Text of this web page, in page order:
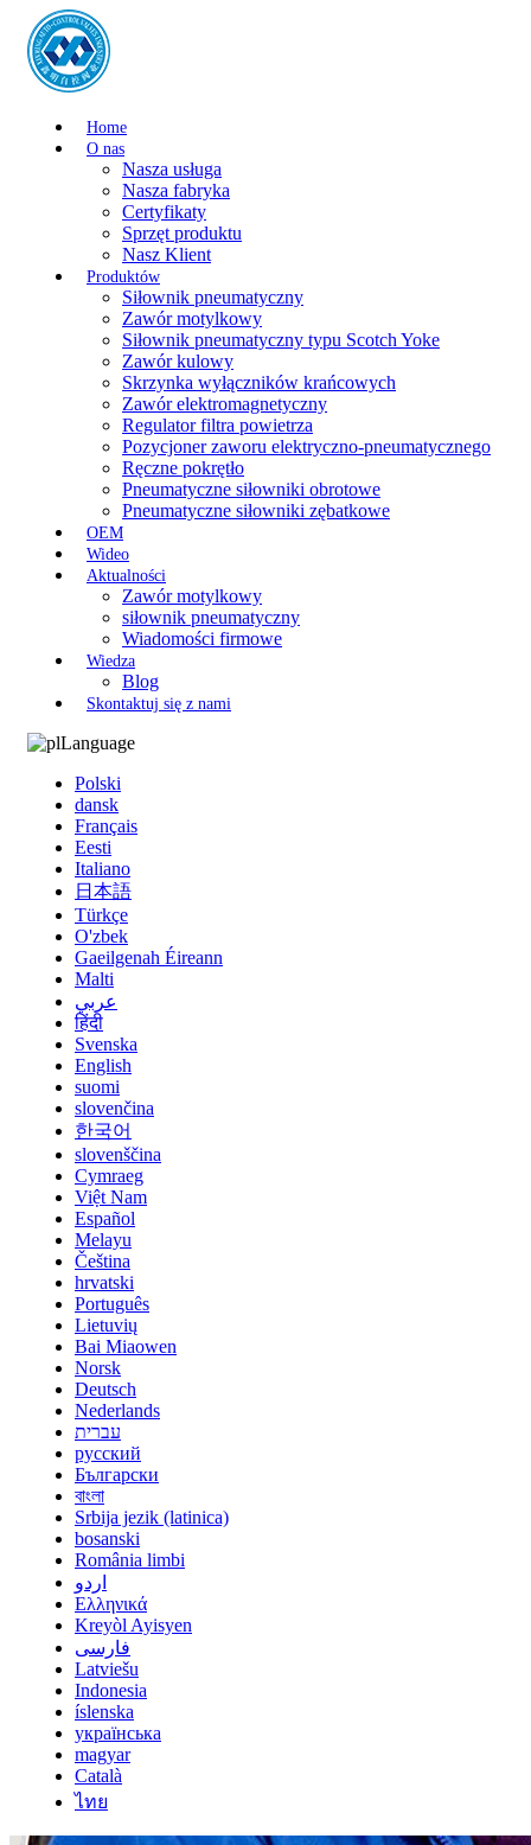
Home
O nas
Nasza usługa
Nasza fabryka
Certyfikaty
Sprzęt produktu
Nasz Klient
Produktów
Siłownik pneumatyczny
Zawór motylkowy
Siłownik pneumatyczny typu Scotch Yoke
Zawór kulowy
Skrzynka wyłączników krańcowych
Zawór elektromagnetyczny
Regulator filtra powietrza
Pozycjoner zaworu elektryczno-pneumatycznego
Ręczne pokrętło
Pneumatyczne siłowniki obrotowe
Pneumatyczne siłowniki zębatkowe
OEM
Wideo
Aktualności
Zawór motylkowy
siłownik pneumatyczny
Wiadomości firmowe
Wiedza
Blog
Skontaktuj się z nami
Language
Polski
dansk
Français
Eesti
Italiano
日本語
Türkçe
O'zbek
Gaeilgenah Éireann
Malti
عربي
हिंदी
Svenska
English
suomi
slovenčina
한국어
slovenščina
Cymraeg
Việt Nam
Español
Melayu
Čeština
hrvatski
Português
Lietuvių
Bai Miaowen
Norsk
Deutsch
Nederlands
עברית
русский
Български
বাংলা
Srbija jezik (latinica)
bosanski
România limbi
اردو
Ελληνικά
Kreyòl Ayisyen
فارسی
Latviešu
Indonesia
íslenska
українська
magyar
Català
ไทย